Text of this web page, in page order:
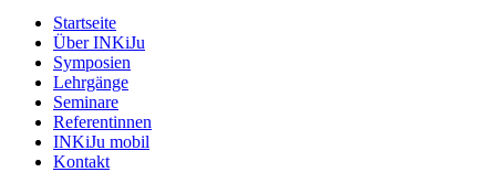
Startseite
Über INKiJu
Symposien
Lehrgänge
Seminare
Referentinnen
INKiJu mobil
Kontakt